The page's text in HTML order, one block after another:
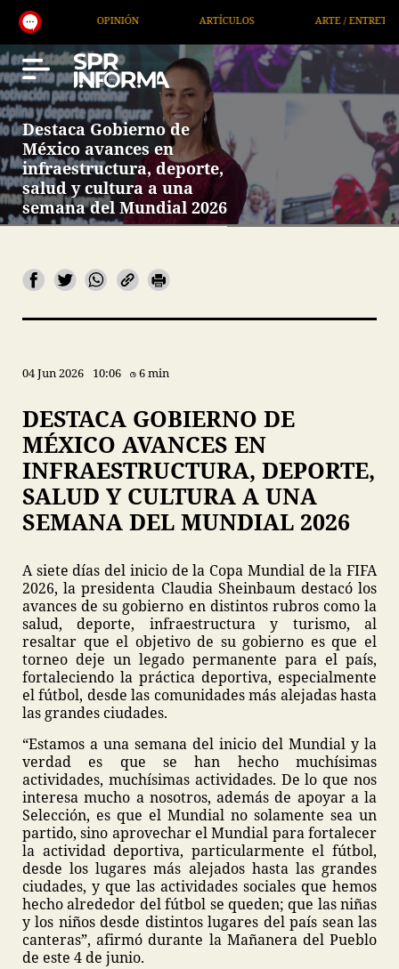
OPINIÓN ARTÍCULOS ARTE / ENTRETENIMIENTO
Destaca Gobierno de
México avances en
infraestructura, deporte,
salud y cultura a una
semana del Mundial 2026
04 Jun 2026 10:06 6 min
DESTACA GOBIERNO DE
MÉXICO AVANCES EN
INFRAESTRUCTURA, DEPORTE,
SALUD Y CULTURA A UNA
SEMANA DEL MUNDIAL 2026
A siete días del inicio de la Copa Mundial de la FIFA
2026, la presidenta Claudia Sheinbaum destacó los
avances de su gobierno en distintos rubros como la
salud, deporte, infraestructura y turismo, al
resaltar que el objetivo de su gobierno es que el
torneo deje un legado permanente para el país,
fortaleciendo la práctica deportiva, especialmente
el fútbol, desde las comunidades más alejadas hasta
las grandes ciudades.
“Estamos a una semana del inicio del Mundial y la
verdad es que se han hecho muchísimas
actividades, muchísimas actividades. De lo que nos
interesa mucho a nosotros, además de apoyar a la
Selección, es que el Mundial no solamente sea un
partido, sino aprovechar el Mundial para fortalecer
la actividad deportiva, particularmente el fútbol,
desde los lugares más alejados hasta las grandes
ciudades, y que las actividades sociales que hemos
hecho alrededor del fútbol se queden; que las niñas
y los niños desde distintos lugares del país sean las
canteras”, afirmó durante la Mañanera del Pueblo
de este 4 de junio.